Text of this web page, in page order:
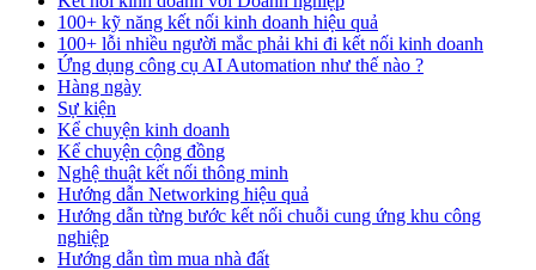
100+ kỹ năng kết nối kinh doanh hiệu quả
100+ lỗi nhiều người mắc phải khi đi kết nối kinh doanh
Ứng dụng công cụ AI Automation như thế nào ?
Hàng ngày
Sự kiện
Kể chuyện kinh doanh
Kể chuyện cộng đồng
Nghệ thuật kết nối thông minh
Hướng dẫn Networking hiệu quả
Hướng dẫn từng bước kết nối chuỗi cung ứng khu công
nghiệp
Hướng dẫn tìm mua nhà đất